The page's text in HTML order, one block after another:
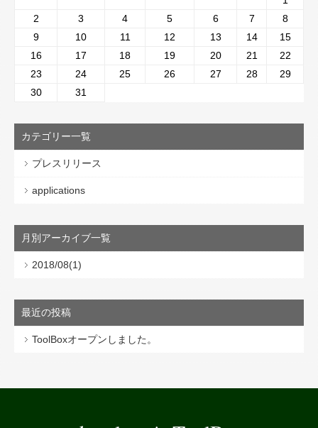
2
3 4 5 6 7
8
9
10 11 12 13 14
15
16
17 18 19 20 21
22
23
24 25 26 27 28
29
30
31
カテゴリー一覧
プレスリリース
applications
月別アーカイブ一覧
2018/08(1)
最近の投稿
ToolBoxオープンしました。